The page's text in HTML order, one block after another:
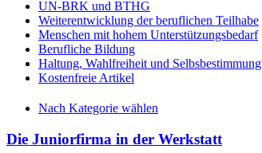
UN-BRK und BTHG
Weiterentwicklung der beruflichen Teilhabe
Menschen mit hohem Unterstützungsbedarf
Berufliche Bildung
Haltung, Wahlfreiheit und Selbsbestimmung
Kostenfreie Artikel
Nach Kategorie wählen
Die Juniorfirma in der Werkstatt